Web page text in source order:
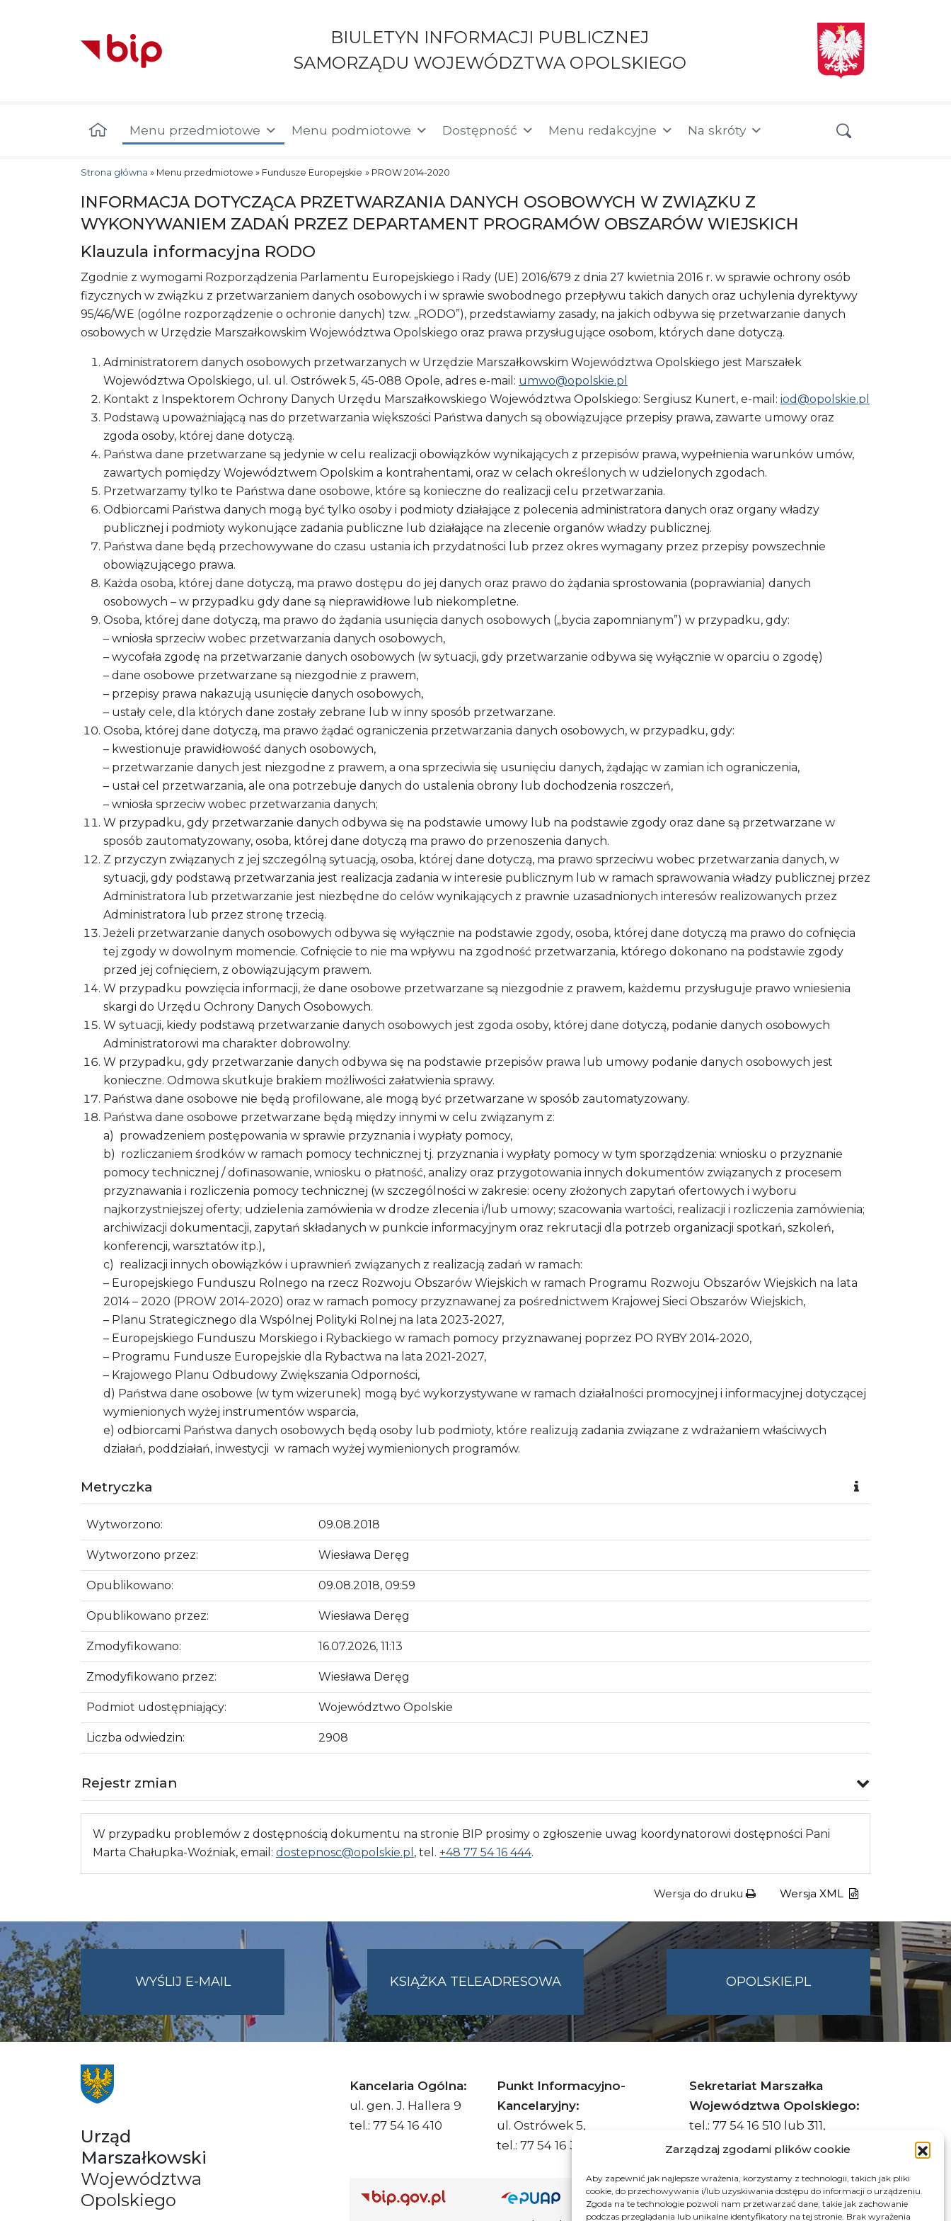
Zarządzaj zgodami plików cookie
Aby zapewnić jak najlepsze wrażenia, korzystamy z technologii, takich jak pliki
cookie, do przechowywania i/lub uzyskiwania dostępu do informacji o urządzeniu.
Zgoda na te technologie pozwoli nam przetwarzać dane, takie jak zachowanie
podczas przeglądania lub unikalne identyfikatory na tej stronie. Brak wyrażenia
BIULETYN INFORMACJI PUBLICZNEJ
SAMORZĄDU WOJEWÓDZTWA OPOLSKIEGO
Menu przedmiotowe Menu podmiotowe Dostępność Menu redakcyjne Na skróty
Strona główna » Menu przedmiotowe » Fundusze Europejskie » PROW 2014-2020
INFORMACJA DOTYCZĄCA PRZETWARZANIA DANYCH OSOBOWYCH W ZWIĄZKU Z
WYKONYWANIEM ZADAŃ PRZEZ DEPARTAMENT PROGRAMÓW OBSZARÓW WIEJSKICH
Klauzula informacyjna RODO
Zgodnie z wymogami Rozporządzenia Parlamentu Europejskiego i Rady (UE) 2016/679 z dnia 27 kwietnia 2016 r. w sprawie ochrony osób
fizycznych w związku z przetwarzaniem danych osobowych i w sprawie swobodnego przepływu takich danych oraz uchylenia dyrektywy
95/46/WE (ogólne rozporządzenie o ochronie danych) tzw. „RODO”), przedstawiamy zasady, na jakich odbywa się przetwarzanie danych
osobowych w Urzędzie Marszałkowskim Województwa Opolskiego oraz prawa przysługujące osobom, których dane dotyczą.
Administratorem danych osobowych przetwarzanych w Urzędzie Marszałkowskim Województwa Opolskiego jest Marszałek
Województwa Opolskiego, ul. ul. Ostrówek 5, 45-088 Opole, adres e-mail: umwo@opolskie.pl
Kontakt z Inspektorem Ochrony Danych Urzędu Marszałkowskiego Województwa Opolskiego: Sergiusz Kunert, e-mail: iod@opolskie.pl
Podstawą upoważniającą nas do przetwarzania większości Państwa danych są obowiązujące przepisy prawa, zawarte umowy oraz
zgoda osoby, której dane dotyczą.
Państwa dane przetwarzane są jedynie w celu realizacji obowiązków wynikających z przepisów prawa, wypełnienia warunków umów,
zawartych pomiędzy Województwem Opolskim a kontrahentami, oraz w celach określonych w udzielonych zgodach.
Przetwarzamy tylko te Państwa dane osobowe, które są konieczne do realizacji celu przetwarzania.
Odbiorcami Państwa danych mogą być tylko osoby i podmioty działające z polecenia administratora danych oraz organy władzy
publicznej i podmioty wykonujące zadania publiczne lub działające na zlecenie organów władzy publicznej.
Państwa dane będą przechowywane do czasu ustania ich przydatności lub przez okres wymagany przez przepisy powszechnie
obowiązującego prawa.
Każda osoba, której dane dotyczą, ma prawo dostępu do jej danych oraz prawo do żądania sprostowania (poprawiania) danych
osobowych – w przypadku gdy dane są nieprawidłowe lub niekompletne.
Osoba, której dane dotyczą, ma prawo do żądania usunięcia danych osobowych („bycia zapomnianym”) w przypadku, gdy:
– wniosła sprzeciw wobec przetwarzania danych osobowych,
– wycofała zgodę na przetwarzanie danych osobowych (w sytuacji, gdy przetwarzanie odbywa się wyłącznie w oparciu o zgodę)
– dane osobowe przetwarzane są niezgodnie z prawem,
– przepisy prawa nakazują usunięcie danych osobowych,
– ustały cele, dla których dane zostały zebrane lub w inny sposób przetwarzane.
Osoba, której dane dotyczą, ma prawo żądać ograniczenia przetwarzania danych osobowych, w przypadku, gdy:
– kwestionuje prawidłowość danych osobowych,
– przetwarzanie danych jest niezgodne z prawem, a ona sprzeciwia się usunięciu danych, żądając w zamian ich ograniczenia,
– ustał cel przetwarzania, ale ona potrzebuje danych do ustalenia obrony lub dochodzenia roszczeń,
– wniosła sprzeciw wobec przetwarzania danych;
W przypadku, gdy przetwarzanie danych odbywa się na podstawie umowy lub na podstawie zgody oraz dane są przetwarzane w
sposób zautomatyzowany, osoba, której dane dotyczą ma prawo do przenoszenia danych.
Z przyczyn związanych z jej szczególną sytuacją, osoba, której dane dotyczą, ma prawo sprzeciwu wobec przetwarzania danych, w
sytuacji, gdy podstawą przetwarzania jest realizacja zadania w interesie publicznym lub w ramach sprawowania władzy publicznej przez
Administratora lub przetwarzanie jest niezbędne do celów wynikających z prawnie uzasadnionych interesów realizowanych przez
Administratora lub przez stronę trzecią.
Jeżeli przetwarzanie danych osobowych odbywa się wyłącznie na podstawie zgody, osoba, której dane dotyczą ma prawo do cofnięcia
tej zgody w dowolnym momencie. Cofnięcie to nie ma wpływu na zgodność przetwarzania, którego dokonano na podstawie zgody
przed jej cofnięciem, z obowiązującym prawem.
W przypadku powzięcia informacji, że dane osobowe przetwarzane są niezgodnie z prawem, każdemu przysługuje prawo wniesienia
skargi do Urzędu Ochrony Danych Osobowych.
W sytuacji, kiedy podstawą przetwarzanie danych osobowych jest zgoda osoby, której dane dotyczą, podanie danych osobowych
Administratorowi ma charakter dobrowolny.
W przypadku, gdy przetwarzanie danych odbywa się na podstawie przepisów prawa lub umowy podanie danych osobowych jest
konieczne. Odmowa skutkuje brakiem możliwości załatwienia sprawy.
Państwa dane osobowe nie będą profilowane, ale mogą być przetwarzane w sposób zautomatyzowany.
Państwa dane osobowe przetwarzane będą między innymi w celu związanym z:
a) prowadzeniem postępowania w sprawie przyznania i wypłaty pomocy,
b) rozliczaniem środków w ramach pomocy technicznej tj. przyznania i wypłaty pomocy w tym sporządzenia: wniosku o przyznanie
pomocy technicznej / dofinasowanie, wniosku o płatność, analizy oraz przygotowania innych dokumentów związanych z procesem
przyznawania i rozliczenia pomocy technicznej (w szczególności w zakresie: oceny złożonych zapytań ofertowych i wyboru
najkorzystniejszej oferty; udzielenia zamówienia w drodze zlecenia i/lub umowy; szacowania wartości, realizacji i rozliczenia zamówienia;
archiwizacji dokumentacji, zapytań składanych w punkcie informacyjnym oraz rekrutacji dla potrzeb organizacji spotkań, szkoleń,
konferencji, warsztatów itp.),
c) realizacji innych obowiązków i uprawnień związanych z realizacją zadań w ramach:
– Europejskiego Funduszu Rolnego na rzecz Rozwoju Obszarów Wiejskich w ramach Programu Rozwoju Obszarów Wiejskich na lata
2014 – 2020 (PROW 2014-2020) oraz w ramach pomocy przyznawanej za pośrednictwem Krajowej Sieci Obszarów Wiejskich,
– Planu Strategicznego dla Wspólnej Polityki Rolnej na lata 2023-2027,
– Europejskiego Funduszu Morskiego i Rybackiego w ramach pomocy przyznawanej poprzez PO RYBY 2014-2020,
– Programu Fundusze Europejskie dla Rybactwa na lata 2021-2027,
– Krajowego Planu Odbudowy Zwiększania Odporności,
d) Państwa dane osobowe (w tym wizerunek) mogą być wykorzystywane w ramach działalności promocyjnej i informacyjnej dotyczącej
wymienionych wyżej instrumentów wsparcia,
e) odbiorcami Państwa danych osobowych będą osoby lub podmioty, które realizują zadania związane z wdrażaniem właściwych
działań, poddziałań, inwestycji w ramach wyżej wymienionych programów.
Metryczka
Wytworzono: 09.08.2018
Wytworzono przez: Wiesława Deręg
Opublikowano: 09.08.2018, 09:59
Opublikowano przez: Wiesława Deręg
Zmodyfikowano: 16.07.2026, 11:13
Zmodyfikowano przez: Wiesława Deręg
Podmiot udostępniający: Województwo Opolskie
Liczba odwiedzin: 2908
Rejestr zmian
W przypadku problemów z dostępnością dokumentu na stronie BIP prosimy o zgłoszenie uwag koordynatorowi dostępności Pani
Marta Chałupka-Woźniak, email: dostepnosc@opolskie.pl , tel. +48 77 54 16 444.
Wersja do druku Wersja XML
WYŚLIJ E-MAILNA
UMWO@OPOLSKIE.PL
KSIĄŻKA TELEADRESOWA OPOLSKIE.PL
Urząd
Marszałkowski
Województwa
Opolskiego
Kancelaria Ogólna:
ul. gen. J. Hallera 9
tel.: 77 54 16 410
Punkt Informacyjno-
Kancelaryjny:
ul. Ostrówek 5,
tel.: 77 54 16 332
Sekretariat Marszałka
Województwa Opolskiego:
tel.: 77 54 16 510 lub 311,
faks: 77 54 16 512
Adres ePUAP Urzędu: /q877fxtk55/SkrytkaESP